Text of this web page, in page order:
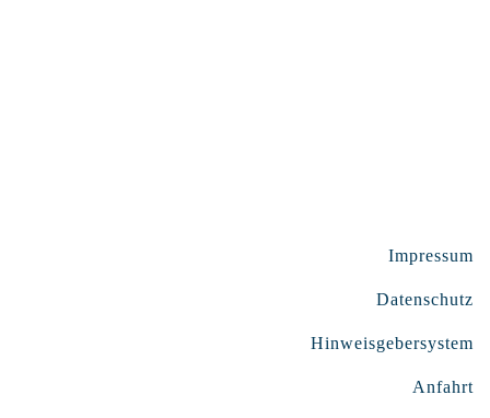
Impressum
Datenschutz
Hinweisgebersystem
Anfahrt